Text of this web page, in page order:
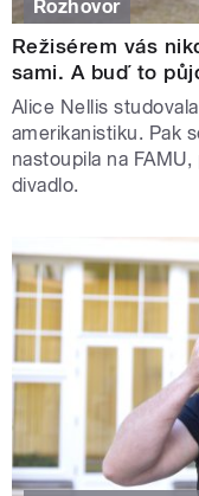
Rozhovor
Režisérem vás
sami. A buď to
Alice Nellis
amerikanistiku. Pak
nastoupila na
divadlo.